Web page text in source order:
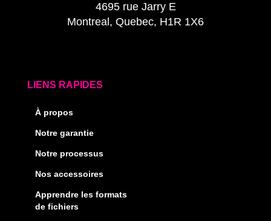
4695 rue Jarry E
Montreal, Quebec, H1R 1X6
LIENS RAPIDES
À propos
Notre garantie
Notre processus
Nos accessoires
Apprendre les formats
de fichiers